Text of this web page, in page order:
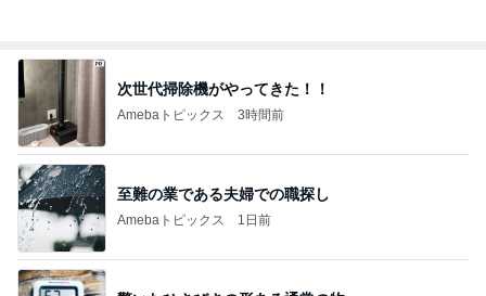
至難の業である夫婦での職探し
Amebaトピックス 1日前
驚いたひさびさの形ある通常の物
Amebaトピックス 1日前